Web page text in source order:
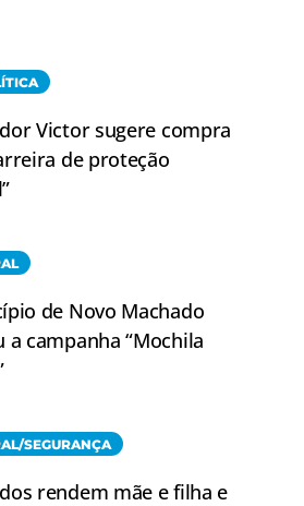
Victor sugere compra
de proteção
de Novo Machado
a campanha “Mochila
SEGURANÇA
rendem mãe e filha e